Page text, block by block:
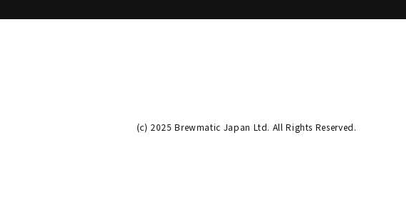
(c) 2025 Brewmatic Japan Ltd. All Rights Reserved.